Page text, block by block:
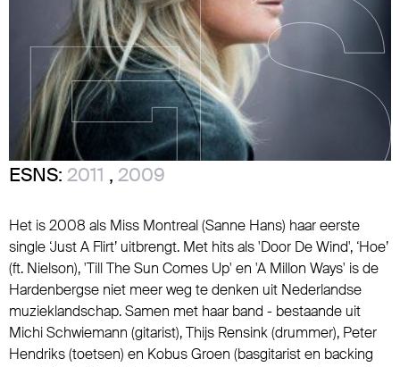
ESNS: 2011 , 2009
Het is 2008 als Miss Montreal (Sanne Hans) haar eerste
single ‘Just A Flirt’ uitbrengt. Met hits als 'Door De Wind', ‘Hoe’
(ft. Nielson), 'Till The Sun Comes Up' en 'A Millon Ways' is de
Hardenbergse niet meer weg te denken uit Nederlandse
muzieklandschap. Samen met haar band - bestaande uit
Michi Schwiemann (gitarist), Thijs Rensink (drummer), Peter
Hendriks (toetsen) en Kobus Groen (basgitarist en backing